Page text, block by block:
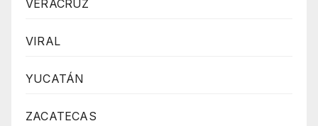
VERACRUZ
VIRAL
YUCATÁN
ZACATECAS